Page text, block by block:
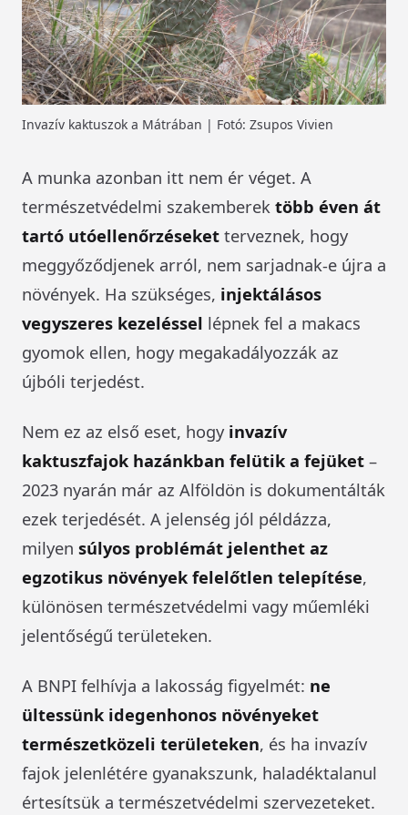
Invazív kaktuszok a Mátrában | Fotó: Zsupos Vivien
A munka azonban itt nem ér véget. A
természetvédelmi szakemberek több éven át
tartó utóellenőrzéseket terveznek, hogy
meggyőződjenek arról, nem sarjadnak-e újra a
növények. Ha szükséges, injektálásos
vegyszeres kezeléssel lépnek fel a makacs
gyomok ellen, hogy megakadályozzák az
újbóli terjedést.
Nem ez az első eset, hogy invazív
kaktuszfajok hazánkban felütik a fejüket –
2023 nyarán már az Alföldön is dokumentálták
ezek terjedését. A jelenség jól példázza,
milyen súlyos problémát jelenthet az
egzotikus növények felelőtlen telepítése,
különösen természetvédelmi vagy műemléki
jelentőségű területeken.
A BNPI felhívja a lakosság figyelmét: ne
ültessünk idegenhonos növényeket
természetközeli területeken, és ha invazív
fajok jelenlétére gyanakszunk, haladéktalanul
értesítsük a természetvédelmi szervezeteket.